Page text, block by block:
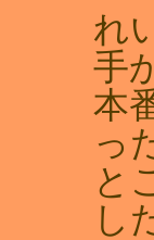
れ
手
本
っ
と
し